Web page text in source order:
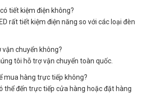
tiết kiệm điện không?
rất tiết kiệm điện năng so với các loại đèn
vận chuyển không?
tôi hỗ trợ vận chuyển toàn quốc.
mua hàng trực tiếp không?
thể đến trực tiếp cửa hàng hoặc đặt hàng